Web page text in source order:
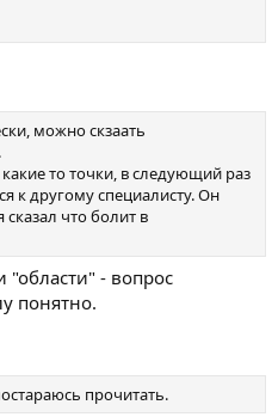
можно скзаать
то точки, в следующий раз
к другому специалисту. Он
что болит в
"области" - вопрос
понятно.
прочитать.